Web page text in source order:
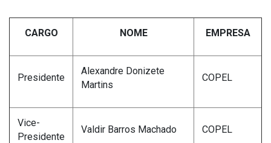
CARGO NOME EMPRESA
Presidente
Alexandre Donizete
Martins
COPEL
Vice-
Presidente
Valdir Barros Machado COPEL